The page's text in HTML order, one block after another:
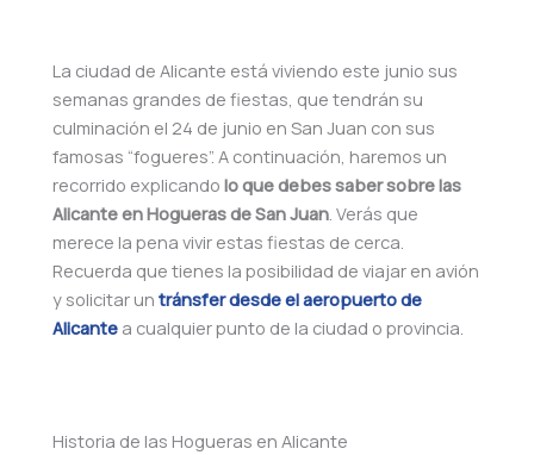
La ciudad de Alicante está viviendo este junio sus
semanas grandes de fiestas, que tendrán su
culminación el 24 de junio en San Juan con sus
famosas “fogueres”. A continuación, haremos un
recorrido explicando lo que debes saber sobre las
Alicante en Hogueras de San Juan. Verás que
merece la pena vivir estas fiestas de cerca.
Recuerda que tienes la posibilidad de viajar en avión
y solicitar un tránsfer desde el aeropuerto de
Alicante a cualquier punto de la ciudad o provincia.
Historia de las Hogueras en Alicante